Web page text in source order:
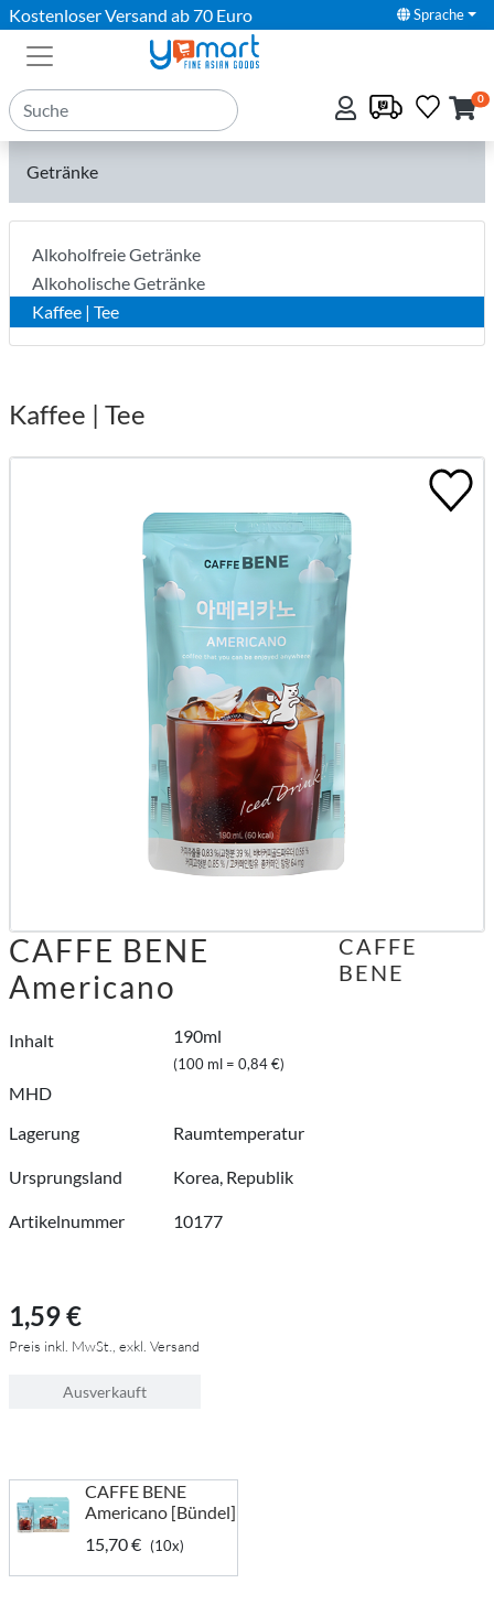
Kostenloser Versand ab 70 Euro Sprache
0
Getränke
Alkoholfreie Getränke
Alkoholische Getränke
Kaffee | Tee
Kaffee | Tee
CAFFE BENE
Americano
Inhalt 190ml
(100 ml = 0,84 €)
MHD
Lagerung
Raumtemperatur
Ursprungsland Korea, Republik
Artikelnummer 10177
CAFFE
BENE
1,59 €
Preis inkl. MwSt., exkl. Versand
Ausverkauft
CAFFE BENE
Americano [Bündel]
15,70 € (10x)